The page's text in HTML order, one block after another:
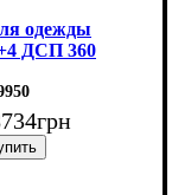
одежды
ДСП 360
грн